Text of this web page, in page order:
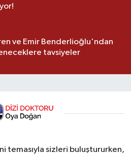
ve Emir Benderlioğlu'ndan
tavsiyeler
temasıyla sizleri buluştururken,